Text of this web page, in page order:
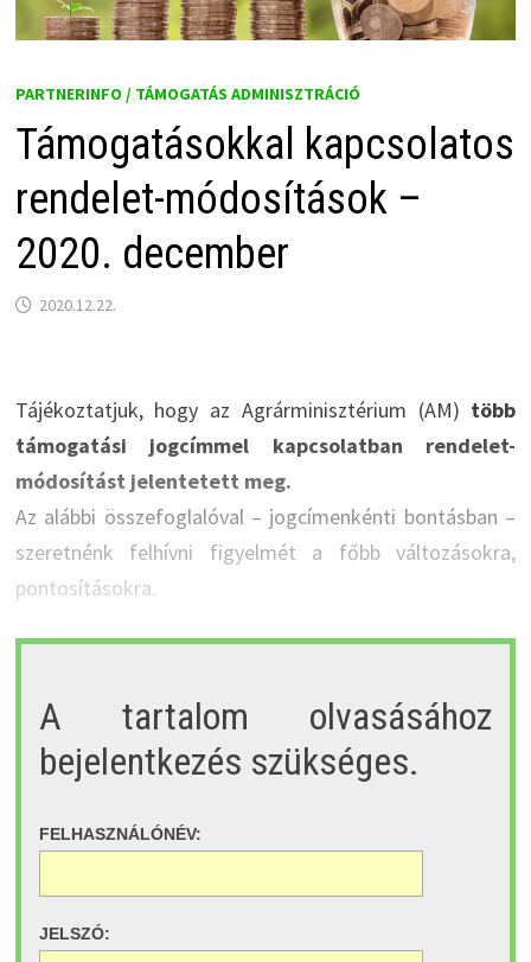
PARTNERINFO / TÁMOGATÁS ADMINISZTRÁCIÓ
Támogatásokkal kapcsolatos
rendelet-módosítások –
2020. december
2020.12.22.
Tájékoztatjuk, hogy az Agrárminisztérium (AM) több
támogatási jogcímmel kapcsolatban rendelet-
módosítást jelentetett meg.
Az alábbi összefoglalóval – jogcímenkénti bontásban –
szeretnénk felhívni figyelmét a főbb változásokra,
pontosításokra.
A tartalom olvasásához
bejelentkezés szükséges.
FELHASZNÁLÓNÉV:
JELSZÓ: